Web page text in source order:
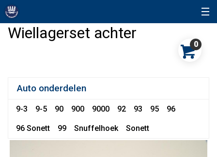
Wiellagerset achter
0
Auto onderdelen
9-3 9-5 90 900 9000 92 93 95 96
96 Sonett 99 Snuffelhoek Sonett